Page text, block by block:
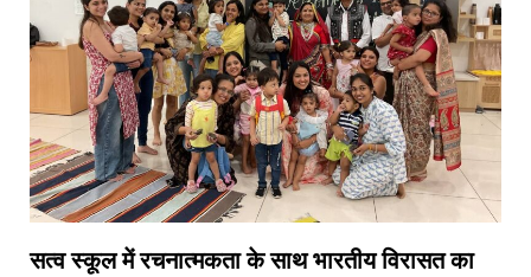
सत्व स्कूल में रचनात्मकता के साथ भारतीय विरासत का